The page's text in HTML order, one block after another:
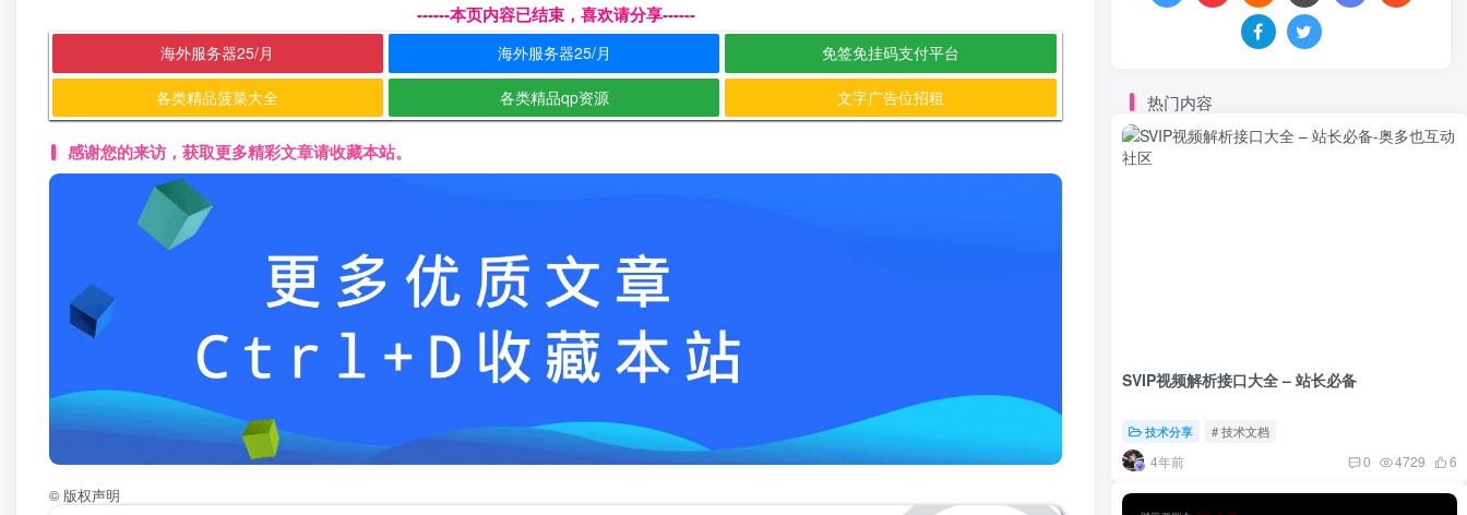
------本页内容已结束，喜欢请分享------
海外服务器25/月 海外服务器25/月 免签免挂码支付平台
各类精品菠菜大全 各类精品qp资源 文字广告位招租
感谢您的来访，获取更多精彩文章请收藏本站。
© 版权声明
热门内容
SVIP视频解析接口大全 – 站长必备
技术分享 # 技术文档
4年前 0 4729 6